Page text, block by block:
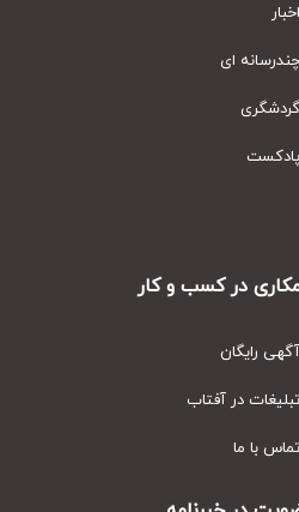
ای
در کسب و کار
رایگان
در آفتاب
با ما